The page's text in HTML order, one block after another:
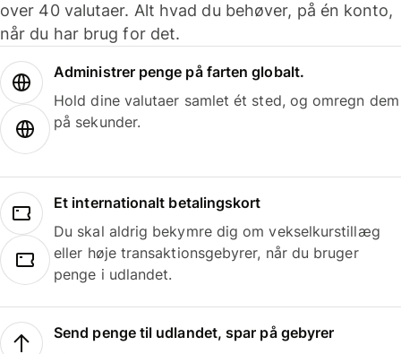
over 40 valutaer. Alt hvad du behøver, på én konto,
når du har brug for det.
Administrer penge på farten globalt.
Hold dine valutaer samlet ét sted, og omregn dem
på sekunder.
Et internationalt betalingskort
Du skal aldrig bekymre dig om vekselkurstillæg
eller høje transaktionsgebyrer, når du bruger
penge i udlandet.
Send penge til udlandet, spar på gebyrer